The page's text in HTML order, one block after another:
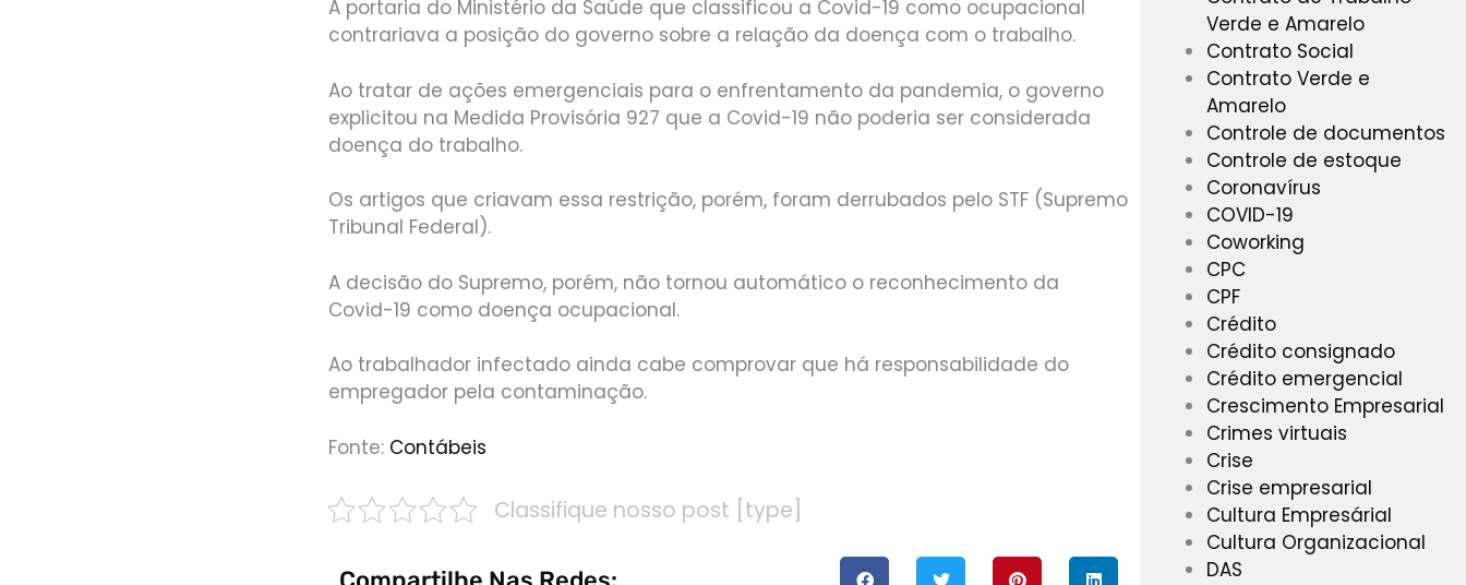
A portaria do Ministério da Saúde que classificou a Covid-19 como ocupacional
contrariava a posição do governo sobre a relação da doença com o trabalho.
Ao tratar de ações emergenciais para o enfrentamento da pandemia, o governo
explicitou na Medida Provisória 927 que a Covid-19 não poderia ser considerada
doença do trabalho.
Os artigos que criavam essa restrição, porém, foram derrubados pelo STF (Supremo
Tribunal Federal).
A decisão do Supremo, porém, não tornou automático o reconhecimento da
Covid-19 como doença ocupacional.
Ao trabalhador infectado ainda cabe comprovar que há responsabilidade do
empregador pela contaminação.
Fonte: Contábeis
Classifique nosso post [type]
Verde e Amarelo
Contrato Social
Contrato Verde e
Amarelo
Controle de documentos
Controle de estoque
Coronavírus
COVID-19
Coworking
CPC
CPF
Crédito
Crédito consignado
Crédito emergencial
Crescimento Empresarial
Crimes virtuais
Crise
Crise empresarial
Cultura Empresárial
Cultura Organizacional
DAS